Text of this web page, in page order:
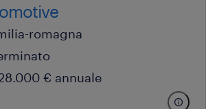
romagna
€ annuale